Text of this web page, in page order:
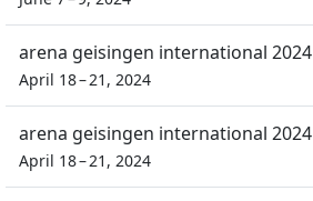
arena geisingen international 2024
April 18 – 21, 2024
arena geisingen international 2024
April 18 – 21, 2024